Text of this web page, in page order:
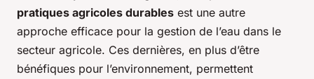
pratiques agricoles durables est une autre
approche efficace pour la gestion de l’eau dans le
secteur agricole. Ces dernières, en plus d’être
bénéfiques pour l’environnement, permettent